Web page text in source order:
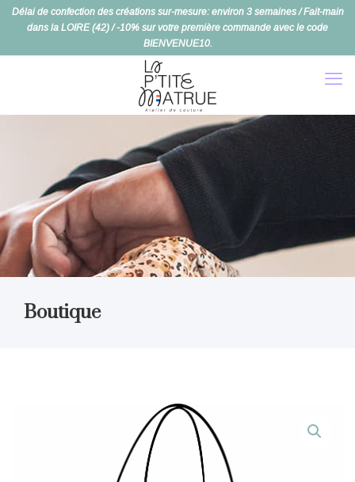
Délai de confection des créations sur-mesure: environ 3 semaines / Fait-main
dans la LOIRE (42) / -10% sur votre première commande avec le code
BIENVENUE10.
Boutique